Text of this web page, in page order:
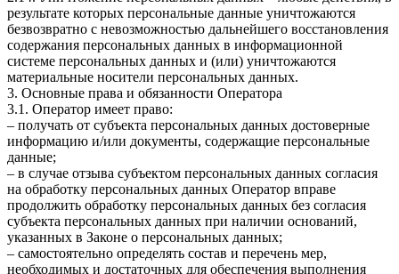
результате которых персональные данные уничтожаются
безвозвратно с невозможностью дальнейшего восстановления
содержания персональных данных в информационной
системе персональных данных и (или) уничтожаются
материальные носители персональных данных.
3. Основные права и обязанности Оператора
3.1. Оператор имеет право:
– получать от субъекта персональных данных достоверные
информацию и/или документы, содержащие персональные
данные;
– в случае отзыва субъектом персональных данных согласия
на обработку персональных данных Оператор вправе
продолжить обработку персональных данных без согласия
субъекта персональных данных при наличии оснований,
указанных в Законе о персональных данных;
– самостоятельно определять состав и перечень мер,
необходимых и достаточных для обеспечения выполнения